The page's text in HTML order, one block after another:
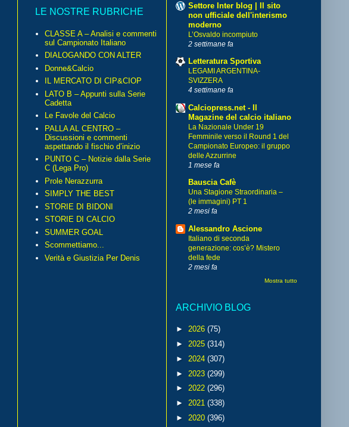
LE NOSTRE RUBRICHE
CLASSE A – Analisi e commenti
sul Campionato Italiano
DIALOGANDO CON ALTER
Donne&Calcio
IL MERCATO DI CIP&CIOP
LATO B – Appunti sulla Serie
Cadetta
Le Favole del Calcio
PALLA AL CENTRO –
Discussioni e commenti
aspettando il fischio d’inizio
PUNTO C – Notizie dalla Serie
C (Lega Pro)
Prole Nerazzurra
SIMPLY THE BEST
STORIE DI BIDONI
STORIE DI CALCIO
SUMMER GOAL
Scommettiamo...
Verità e Giustizia Per Denis
Settore Inter blog | Il sito
non ufficiale dell'interismo
moderno
L’Osvaldo incompiuto
2 settimane fa
Letteratura Sportiva
LEGAMI ARGENTINA-
SVIZZERA
4 settimane fa
Calciopress.net - Il
Magazine del calcio italiano
La Nazionale Under 19
Femminile verso il Round 1 del
Campionato Europeo: il gruppo
delle Azzurrine
1 mese fa
Bauscia Cafè
Una Stagione Straordinaria –
(le immagini) PT 1
2 mesi fa
Alessandro Ascione
Italiano di seconda
generazione: cos’è? Mistero
della fede
2 mesi fa
Mostra tutto
ARCHIVIO BLOG
► 2026 (75)
► 2025 (314)
► 2024 (307)
► 2023 (299)
► 2022 (296)
► 2021 (338)
► 2020 (396)